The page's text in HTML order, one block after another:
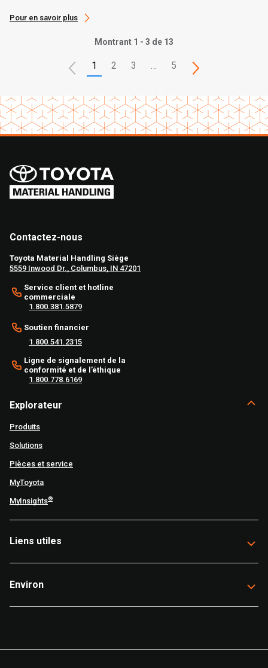
Pour en savoir plus
Montrant 1 - 3 de 13
1 2 3 5
Contactez-nous
Toyota Material Handling Siège
5559 Inwood Dr., Columbus, IN 47201
Service client et hotline
commerciale
1.800.381.5879
Soutien financier
1.800.541.2315
Ligne de signalement de la
conformité et de l’éthique
1.800.778.6169
Explorateur
Produits
Solutions
Pièces et service
MyToyota
MyInsights®
Liens utiles
Environ